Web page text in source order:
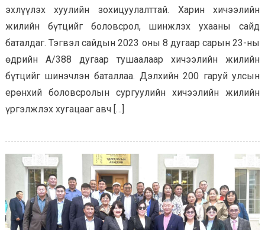
эхлүүлэх хуулийн зохицуулалттай. Харин хичээлийн
жилийн бүтцийг боловсрол, шинжлэх ухааны сайд
баталдаг. Тэгвэл сайдын 2023 оны 8 дугаар сарын 23-ны
өдрийн А/388 дугаар тушаалаар хичээлийн жилийн
бүтцийг шинэчлэн баталлаа. Дэлхийн 200 гаруй улсын
ерөнхий боловсролын сургуулийн хичээлийн жилийн
үргэлжлэх хугацааг авч […]